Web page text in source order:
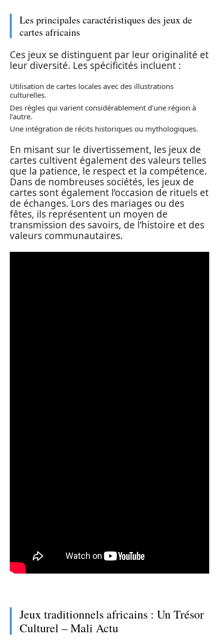
Les principales caractéristiques des jeux de
cartes africains
Ces jeux se distinguent par leur originalité et
leur diversité. Les spécificités incluent :
Utilisation de cartes locales avec des illustrations
culturelles.
Des règles qui varient considérablement d’une région à
l’autre.
Une intégration de récits historiques ou mythologiques.
En misant sur le divertissement, les jeux de
cartes cultivent également des valeurs telles
que la patience, le respect et la compétence.
Dans de nombreuses sociétés, les jeux de
cartes sont également l’occasion de rituels et
de échanges. Lors des mariages ou des
fêtes, ils représentent un moyen de
transmission des savoirs, de l’histoire et des
valeurs communautaires.
Jeux traditionnels africains : Un Trésor
Culturel – Mali Actu